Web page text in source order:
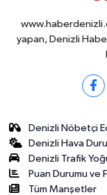
yapan, Denizli
Denizli Nöbetçi
Denizli Hava
Denizli Trafik
Puan Durumu ve
Tüm Manşetler